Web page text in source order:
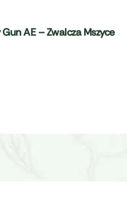
AE – Zwalcza Mszyce